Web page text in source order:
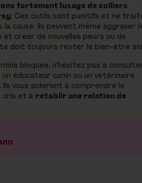
fortement l'usage de colliers
. Ces outils sont punitifs et ne
la cause. Ils peuvent même aggraver
créer de nouvelles peurs ou de
doit toujours rester le bien-être
bloquée, n'hésitez pas à
éducateur canin ou un vétérinaire
vous aideront à comprendre le
cris et à rétablir une relation de